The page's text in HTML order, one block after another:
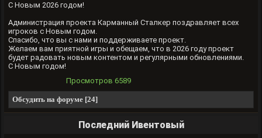
С Новым 2026 годом!
Администрация проекта Карманный Сталкер поздравляет всех
игроков с Новым годом.
Спасибо, что вы с нами и поддерживаете проект.
Желаем вам приятной игры и обещаем, что в 2026 году проект
будет радовать новым контентом и регулярными обновлениями.
С Новым годом!
Просмотров 6589
Обсудить на форуме [24]
Последний Ивентовый